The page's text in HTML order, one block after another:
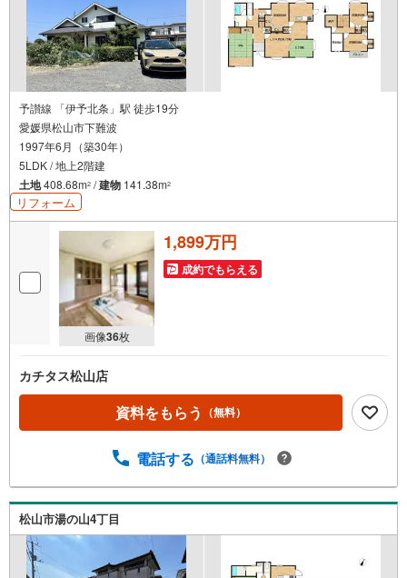
予讃線 「伊予北条」駅 徒歩19分
愛媛県松山市下難波
1997年6月（築30年）
5LDK / 地上2階建
土地408.68m2 /建物 141.38m2
リフォーム
画像36枚
1,899万円
成約でもらえる
カチタス松山店
資料をもらう （無料）
電話する （通話料無料）
松山市湯の山4丁目